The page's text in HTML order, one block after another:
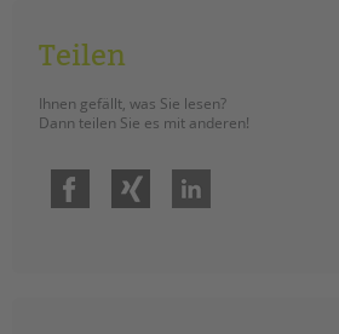
Teilen
Ihnen gefällt, was Sie lesen?
Dann teilen Sie es mit anderen!
Facebook Xing